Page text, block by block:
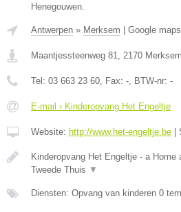
Henegouwen.
Antwerpen » Merksem Google maps
Maantjessteenweg 81, 2170 Merksem
Tel: 03 663 23 60, Fax: -, BTW-nr: -
E-mail › Kinderopvang Het Engeltje
Website: http://www.het-engeltje.be
Kinderopvang Het Engeltje - a Home
Tweede Thuis ▼
Diensten: Opvang van kinderen 0